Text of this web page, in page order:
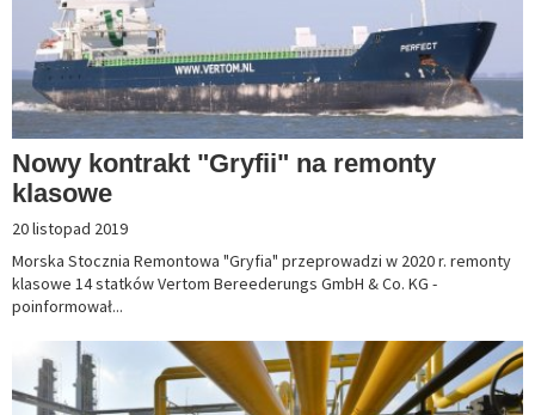
Nowy kontrakt "Gryfii" na remonty
klasowe
20 listopad 2019
Morska Stocznia Remontowa "Gryfia" przeprowadzi w 2020 r. remonty
klasowe 14 statków Vertom Bereederungs GmbH & Co. KG -
poinformował...